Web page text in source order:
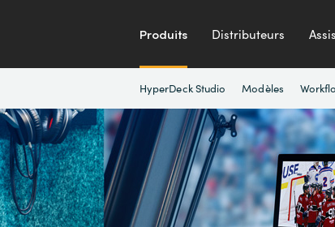
Produits Distributeurs
HyperDeck Studio Modèles